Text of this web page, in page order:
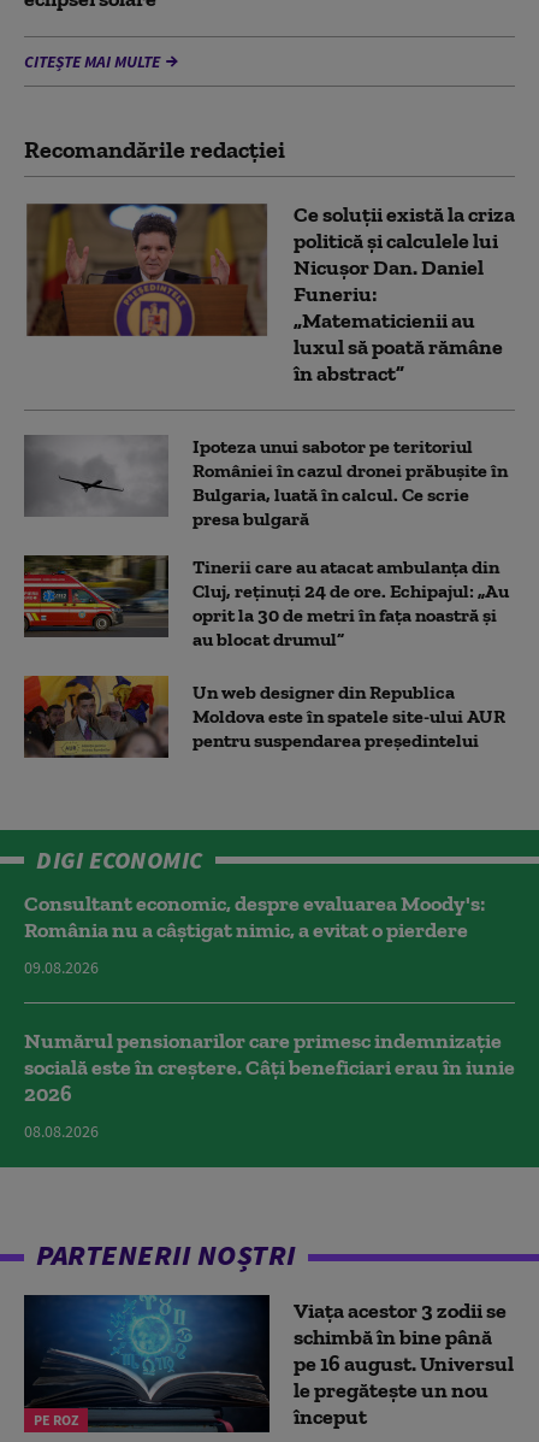
CITEȘTE MAI MULTE
Recomandările redacţiei
Ce soluții există la criza
politică și calculele lui
Nicușor Dan. Daniel
Funeriu:
„Matematicienii au
luxul să poată rămâne
în abstract”
Ipoteza unui sabotor pe teritoriul
României în cazul dronei prăbușite în
Bulgaria, luată în calcul. Ce scrie
presa bulgară
Tinerii care au atacat ambulanța din
Cluj, reținuți 24 de ore. Echipajul: „Au
oprit la 30 de metri în fața noastră și
au blocat drumul”
Un web designer din Republica
Moldova este în spatele site-ului AUR
pentru suspendarea președintelui
DIGI ECONOMIC
Consultant economic, despre evaluarea Moody's:
România nu a câştigat nimic, a evitat o pierdere
09.08.2026
Numărul pensionarilor care primesc indemnizaţie
socială este în creștere. Câți beneficiari erau în iunie
2026
08.08.2026
PARTENERII NOȘTRI
PE ROZ
Viața acestor 3 zodii se
schimbă în bine până
pe 16 august. Universul
le pregătește un nou
început